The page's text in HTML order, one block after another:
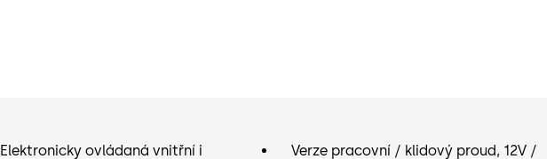
Elektronicky ovládaná vnitřní i
Verze pracovní / klidový proud, 12V /